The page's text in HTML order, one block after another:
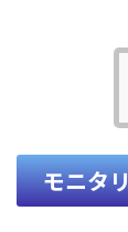
モニタ